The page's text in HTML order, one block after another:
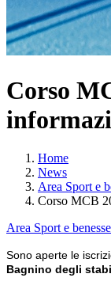
Corso
Home
News
Area Sport e
Corso MCB
Area Sport e
Sono aperte le
Bagnino degli